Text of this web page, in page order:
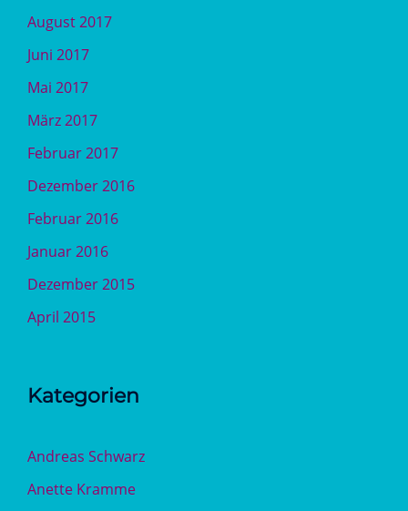
August 2017
Juni 2017
Mai 2017
März 2017
Februar 2017
Dezember 2016
Februar 2016
Januar 2016
Dezember 2015
April 2015
Kategorien
Andreas Schwarz
Anette Kramme